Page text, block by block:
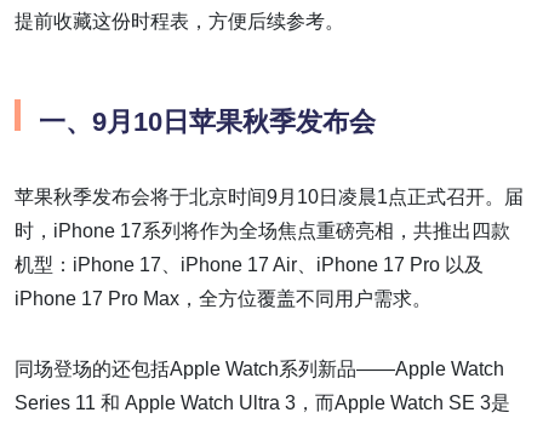
提前收藏这份时程表，方便后续参考。
一、9月10日苹果秋季发布会
苹果秋季发布会将于北京时间9月10日凌晨1点正式召开。届
时，iPhone 17系列将作为全场焦点重磅亮相，共推出四款
机型：iPhone 17、iPhone 17 Air、iPhone 17 Pro 以及
iPhone 17 Pro Max，全方位覆盖不同用户需求。
同场登场的还包括Apple Watch系列新品——Apple Watch
Series 11 和 Apple Watch Ultra 3，而Apple Watch SE 3是